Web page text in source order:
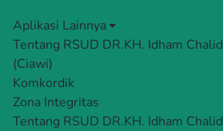
Aplikasi Lainnya
Tentang RSUD DR.KH. Idham Chalid
(Ciawi)
Komkordik
Zona Integritas
Tentang RSUD DR.KH. Idham Chalid